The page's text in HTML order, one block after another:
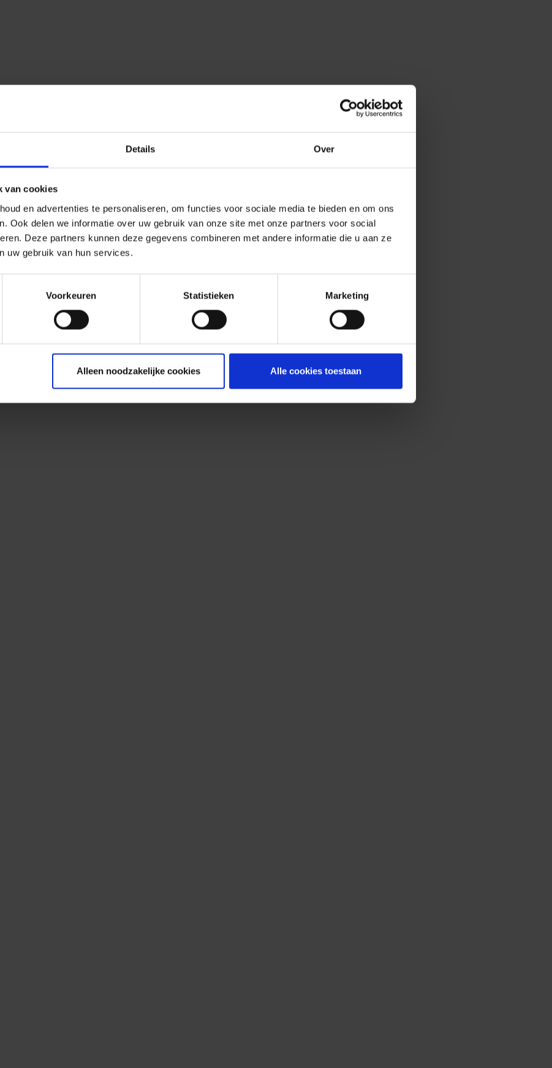
Details Over
van cookies
en advertenties te personaliseren, om functies voor sociale media te bieden en om ons
Ook delen we informatie over uw gebruik van onze site met onze partners voor social
Deze partners kunnen deze gegevens combineren met andere informatie die u aan ze
uw gebruik van hun services.
Voorkeuren Statistieken Marketing
Alleen noodzakelijke cookies Alle cookies toestaan